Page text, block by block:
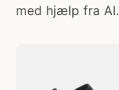
med hjælp fra AI.